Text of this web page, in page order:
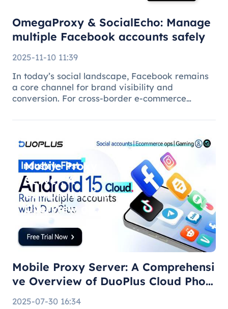
OmegaProxy & SocialEcho: Manage
multiple Facebook accounts safely
2025-11-10 11:39
In today’s social landscape, Facebook remains
a core channel for brand visibility and
conversion. For cross-border e-commerce
managing multiple brand pages or regional
Mobile Proxy
Server: A
Comprehensive
Overview of
DuoPlus Cloud
Phone F
Mobile Proxy Server: A Comprehensi
ve Overview of DuoPlus Cloud Phon
e F
2025-07-30 16:34